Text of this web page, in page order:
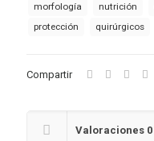
morfología
nutrición
protección
quirúrgicos
Compartir
Valoraciones 0